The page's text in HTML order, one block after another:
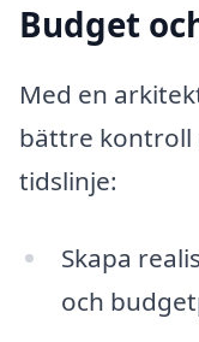
Budget
Med en
bättre kontroll
tidslinje:
Skapa
och